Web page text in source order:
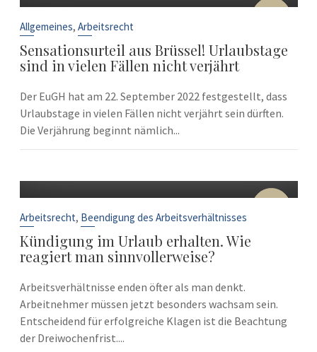
22
Allgemeines, Arbeitsrecht
Sensationsurteil aus Brüssel! Urlaubstage
sind in vielen Fällen nicht verjährt
Der EuGH hat am 22. September 2022 festgestellt, dass
Urlaubstage in vielen Fällen nicht verjährt sein dürften.
Die Verjährung beginnt nämlich...
10
Arbeitsrecht, Beendigung des Arbeitsverhältnisses
Kündigung im Urlaub erhalten. Wie
reagiert man sinnvollerweise?
Arbeitsverhältnisse enden öfter als man denkt.
Arbeitnehmer müssen jetzt besonders wachsam sein.
Entscheidend für erfolgreiche Klagen ist die Beachtung
der Dreiwochenfrist....